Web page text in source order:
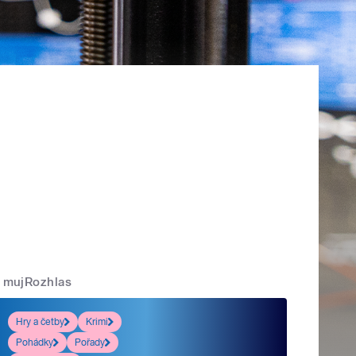
mujRozhlas
Hry a četby
Krimi
Pohádky
Pořady